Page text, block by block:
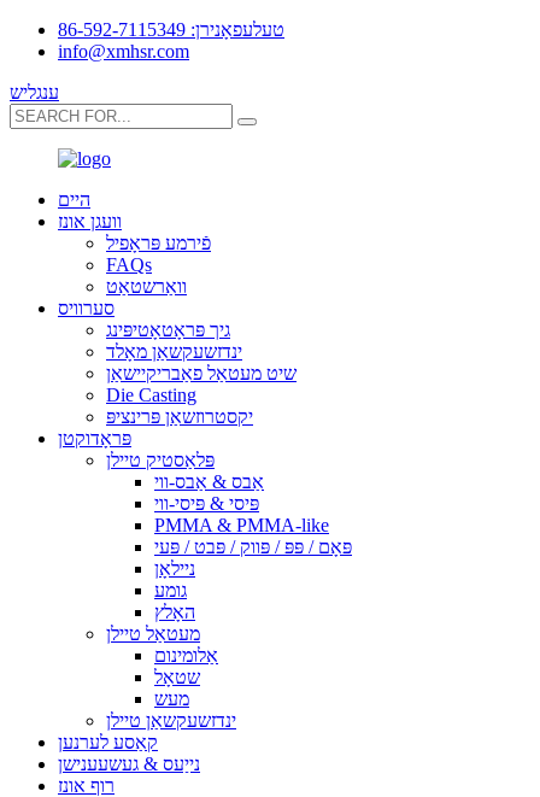
טעלעפאָנירן: 86-592-7115349
info@xmhsr.com
ענגליש
היים
וועגן אונז
פֿירמע פּראָפיל
FAQs
וואַרשטאַט
סערוויס
גיך פּראָטאָטיפּינג
ינדזשעקשאַן מאָלד
שיט מעטאַל פאַבריקיישאַן
Die Casting
יקסטרוזשאַן פּרינציפּ
פּראָדוקטן
פּלאַסטיק טיילן
אַבס & אַבס-ווי
פּיסי & פּיסי-ווי
PMMA & PMMA-like
פּאָם / פּפּ / פּווק / פּבט / פּעי
ניילאָן
גומע
האָלץ
מעטאַל טיילן
אַלומינום
שטאָל
מעש
ינדזשעקשאַן טיילן
קאַסע לערנען
נייַעס & געשעענישן
רוף אונז